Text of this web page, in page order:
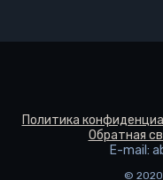
Политика
Обратная
E-mail:
©